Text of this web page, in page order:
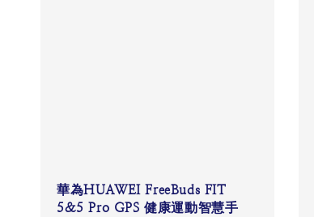
華為HUAWEI FreeBuds FIT
5&5 Pro GPS 健康運動智慧手